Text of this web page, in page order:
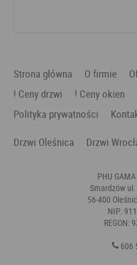
Dodaj
Strona główna O firmie
! Ceny drzwi
! Ceny okien
Polityka prywatności
Drzwi Oleśnica
Drzwi
PHU
Smardzów ul.
56-400
NIP:
REGON:
606